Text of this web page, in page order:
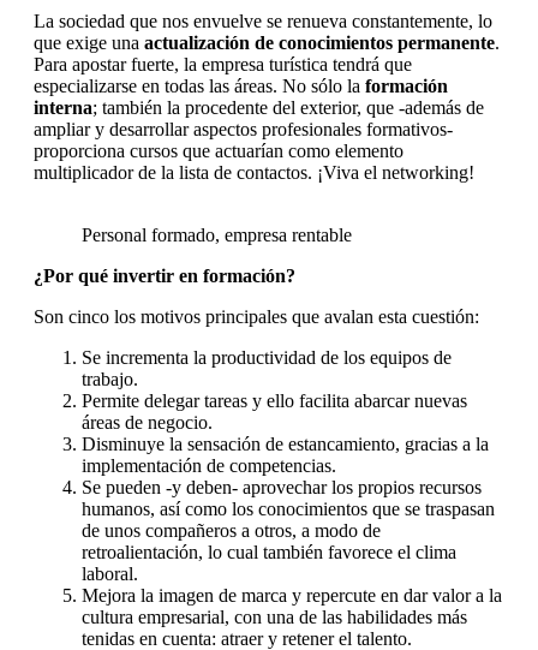
La sociedad que nos envuelve se renueva constantemente, lo
que exige una actualización de conocimientos permanente.
Para apostar fuerte, la empresa turística tendrá que
especializarse en todas las áreas. No sólo la formación
interna; también la procedente del exterior, que -además de
ampliar y desarrollar aspectos profesionales formativos-
proporciona cursos que actuarían como elemento
multiplicador de la lista de contactos. ¡Viva el networking!
Personal formado, empresa rentable
¿Por qué invertir en formación?
Son cinco los motivos principales que avalan esta cuestión:
Se incrementa la productividad de los equipos de
trabajo.
Permite delegar tareas y ello facilita abarcar nuevas
áreas de negocio.
Disminuye la sensación de estancamiento, gracias a la
implementación de competencias.
Se pueden -y deben- aprovechar los propios recursos
humanos, así como los conocimientos que se traspasan
de unos compañeros a otros, a modo de
retroalientación, lo cual también favorece el clima
laboral.
Mejora la imagen de marca y repercute en dar valor a la
cultura empresarial, con una de las habilidades más
tenidas en cuenta: atraer y retener el talento.